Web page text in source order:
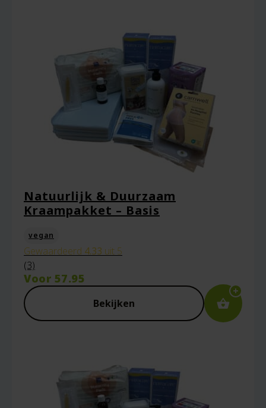
E-mail*
Captcha*
een reactie plaats.
Natuurlijk & Duurzaam
Kraampakket – Basis
vegan
Gewaardeerd 4.33 uit 5
(3)
Voor 57.95
Bekijken